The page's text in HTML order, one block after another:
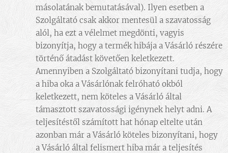
másolatának bemutatásával). Ilyen esetben a
Szolgáltató csak akkor mentesül a szavatosság
alól, ha ezt a vélelmet megdönti, vagyis
bizonyítja, hogy a termék hibája a Vásárló részére
történő átadást követően keletkezett.
Amennyiben a Szolgáltató bizonyítani tudja, hogy
a hiba oka a Vásárlónak felróható okból
keletkezett, nem köteles a Vásárló által
támasztott szavatossági igénynek helyt adni. A
teljesítéstől számított hat hónap eltelte után
azonban már a Vásárló köteles bizonyítani, hogy
a Vásárló által felismert hiba már a teljesítés